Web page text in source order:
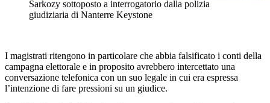
Sarkozy sottoposto a interrogatorio dalla polizia
giudiziaria di Nanterre Keystone
I magistrati ritengono in particolare che abbia falsificato i conti della
campagna elettorale e in proposito avrebbero intercettato una
conversazione telefonica con un suo legale in cui era espressa
l’intenzione di fare pressioni su un giudice.